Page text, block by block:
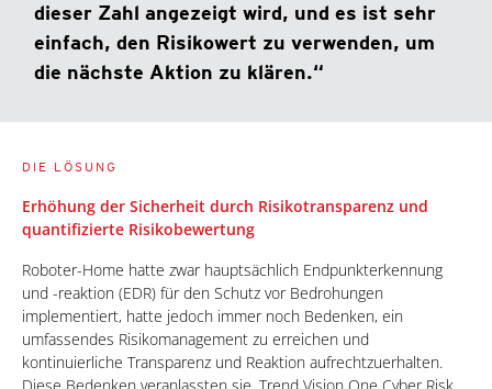
dieser Zahl angezeigt wird, und es ist sehr
einfach, den Risikowert zu verwenden, um
die nächste Aktion zu klären.“
DIE LÖSUNG
Erhöhung der Sicherheit durch Risikotransparenz und
quantifizierte Risikobewertung
Roboter-Home hatte zwar hauptsächlich Endpunkterkennung
und -reaktion (EDR) für den Schutz vor Bedrohungen
implementiert, hatte jedoch immer noch Bedenken, ein
umfassendes Risikomanagement zu erreichen und
kontinuierliche Transparenz und Reaktion aufrechtzuerhalten.